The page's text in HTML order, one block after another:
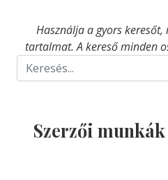
Használja a gyors
tartalmat. A kereső minden
Szerzői